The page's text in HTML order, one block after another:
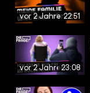
vor 2 Jahren22:51
vor 2 Jahren23:08